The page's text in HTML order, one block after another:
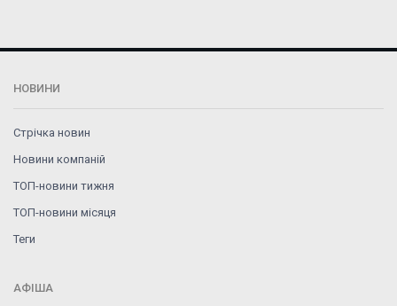
НОВИНИ
Стрічка новин
Новини компаній
ТОП-новини тижня
ТОП-новини місяця
Теги
АФІША